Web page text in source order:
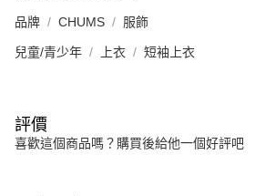
品牌 CHUMS 服飾
兒童/青少年 上衣 短袖上衣
評價
喜歡這個商品嗎？購買後給他一個好評吧